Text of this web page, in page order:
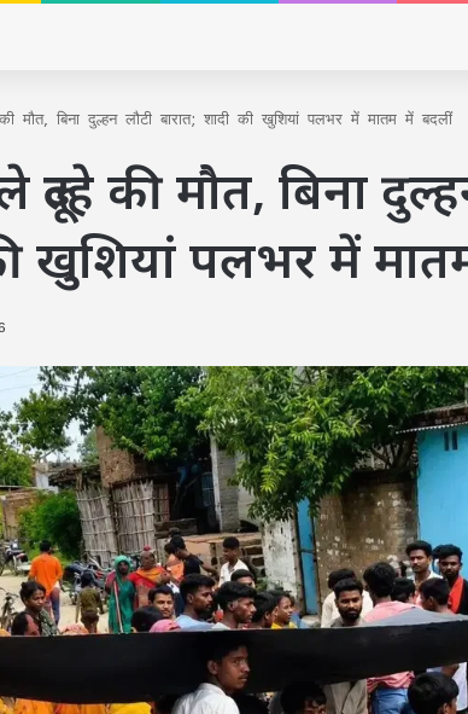
बिना दुल्हन लौटी बारात; शादी की खुशियां पलभर में मातम में बदलीं
की मौत, बिना
खुशियां पलभर में